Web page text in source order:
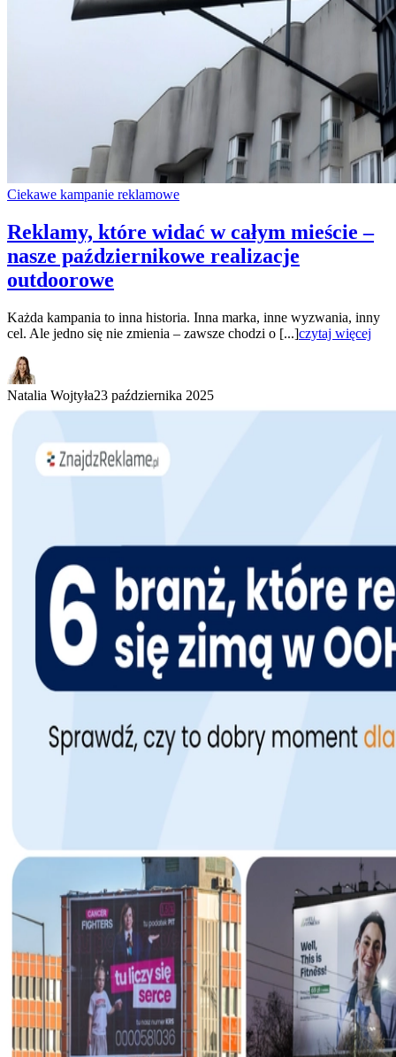
Ciekawe kampanie reklamowe
Reklamy, które widać w całym mieście –
nasze październikowe realizacje
outdoorowe
Każda kampania to inna historia. Inna marka, inne wyzwania, inny
cel. Ale jedno się nie zmienia – zawsze chodzi o [...]czytaj więcej
Natalia Wojtyła23 października 2025